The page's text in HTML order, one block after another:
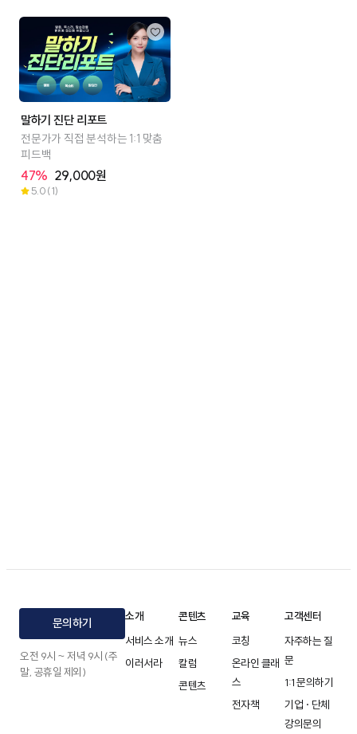
말하기 진단 리포트
전문가가 직접 분석하는 1:1 맞춤
피드백
47% 29,000원
5.0(1)
문의하기
오전 9시 ~ 저녁 9시 (주
말, 공휴일 제외)
소개
서비스 소개
이러서라
콘텐츠
뉴스
칼럼
콘텐츠
교육
코칭
온라인 클래
스
전자책
고객센터
자주하는 질
문
1:1 문의하기
기업 · 단체
강의문의